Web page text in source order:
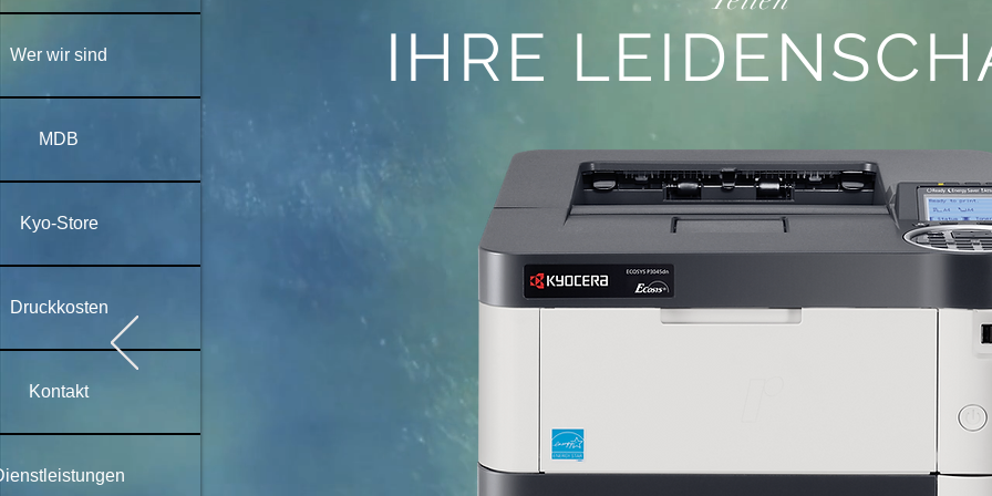
IHRE
Wer wir sind
MDB
Kyo-Store
Druckkosten
Kontakt